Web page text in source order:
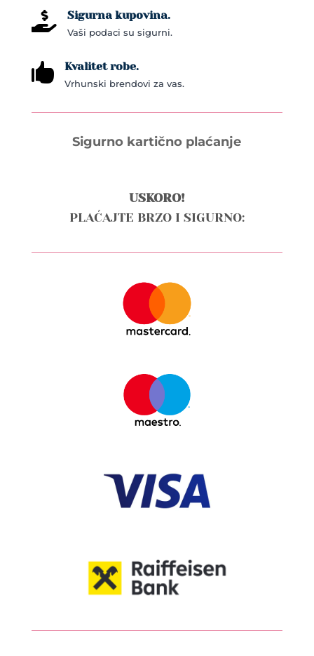
 Sigurna kupovina.
Vaši podaci su sigurni.
 Kvalitet robe.
Vrhunski brendovi za vas.
Sigurno kartično plaćanje
USKORO!
PLAĆAJTE BRZO I SIGURNO: